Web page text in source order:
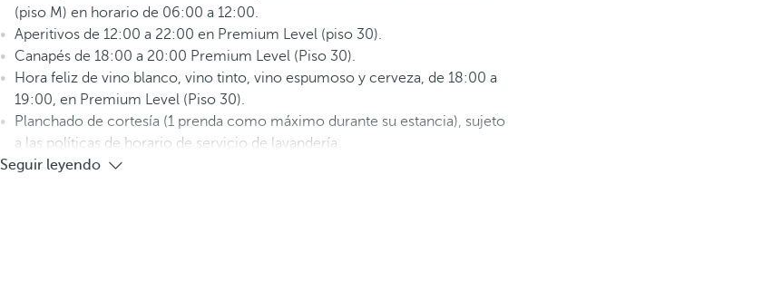
(piso M) en horario de 06:00 a 12:00.
Aperitivos de 12:00 a 22:00 en Premium Level (piso 30).
Canapés de 18:00 a 20:00 Premium Level (Piso 30).
Hora feliz de vino blanco, vino tinto, vino espumoso y cerveza, de 18:00 a
19:00, en Premium Level (Piso 30).
Planchado de cortesía (1 prenda como máximo durante su estancia), sujeto
a las políticas de horario de servicio de lavandería.
Seguir leyendo